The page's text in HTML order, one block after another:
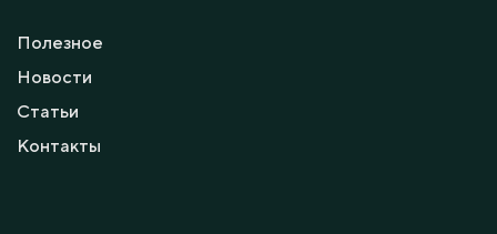
Полезное
Новости
Статьи
Контакты